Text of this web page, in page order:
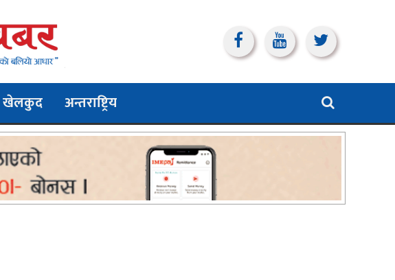
खेलकुद अन्तराष्ट्रिय